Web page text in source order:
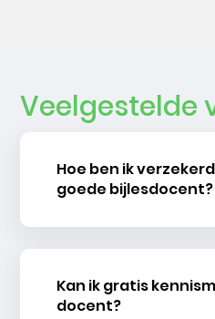
Veelgestelde
Hoe ben ik
goede bijlesdocent?
Kan ik gratis
docent?